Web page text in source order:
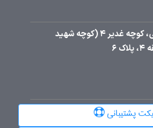
البرز، نظرآباد، الغدیر جنوبی، کوچه غدیر 4 (کوچه شهید
6
پشتیبانی